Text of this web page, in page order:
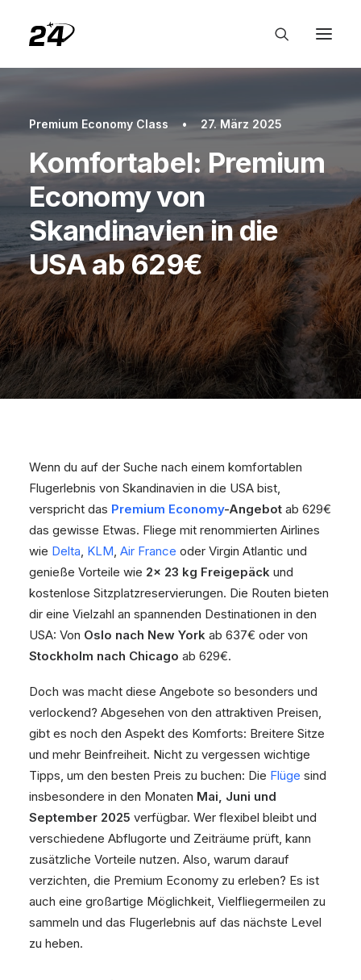
Premium Economy Class • 27. März 2025
Komfortabel: Premium
Economy von
Skandinavien in die
USA ab 629€
Wenn du auf der Suche nach einem komfortablen
Flugerlebnis von Skandinavien in die USA bist,
verspricht das Premium Economy-Angebot ab 629€
das gewisse Etwas. Fliege mit renommierten Airlines
wie Delta, KLM, Air France oder Virgin Atlantic und
genieße Vorteile wie 2x 23 kg Freigepäck und
kostenlose Sitzplatzreservierungen. Die Routen bieten
dir eine Vielzahl an spannenden Destinationen in den
USA: Von Oslo nach New York ab 637€ oder von
Stockholm nach Chicago ab 629€.
Doch was macht diese Angebote so besonders und
verlockend? Abgesehen von den attraktiven Preisen,
gibt es noch den Aspekt des Komforts: Breitere Sitze
und mehr Beinfreiheit. Nicht zu vergessen wichtige
Tipps, um den besten Preis zu buchen: Die Flüge sind
insbesondere in den Monaten Mai, Juni und
September 2025 verfügbar. Wer flexibel bleibt und
verschiedene Abflugorte und Zeiträume prüft, kann
zusätzliche Vorteile nutzen. Also, warum darauf
verzichten, die Premium Economy zu erleben? Es ist
auch eine großartige Möglichkeit, Vielfliegermeilen zu
sammeln und das Flugerlebnis auf das nächste Level
zu heben.